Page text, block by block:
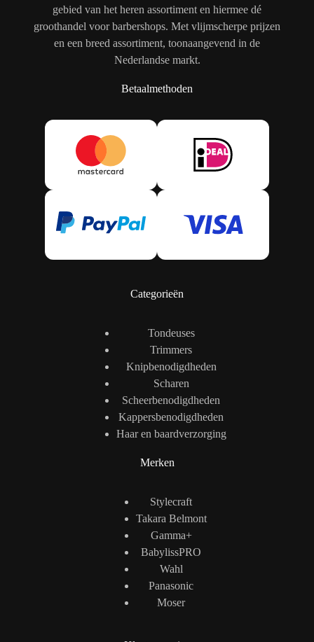
gebied van het heren assortiment en hiermee dé
groothandel voor barbershops. Met vlijmscherpe prijzen
en een breed assortiment, toonaangevend in de
Nederlandse markt.
Betaalmethoden
Categorieën
Tondeuses
Trimmers
Knipbenodigdheden
Scharen
Scheerbenodigdheden
Kappersbenodigdheden
Haar en baardverzorging
Merken
Stylecraft
Takara Belmont
Gamma+
BabylissPRO
Wahl
Panasonic
Moser